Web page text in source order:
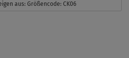
aus: Größencode: CK06